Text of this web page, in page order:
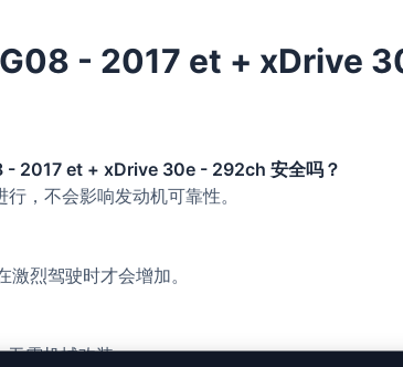
- 2017 et + xDrive
- 2017 et + xDrive 30e - 292ch 安全吗？
，不会影响发动机可靠性。
烈驾驶时才会增加。
无需机械改装。